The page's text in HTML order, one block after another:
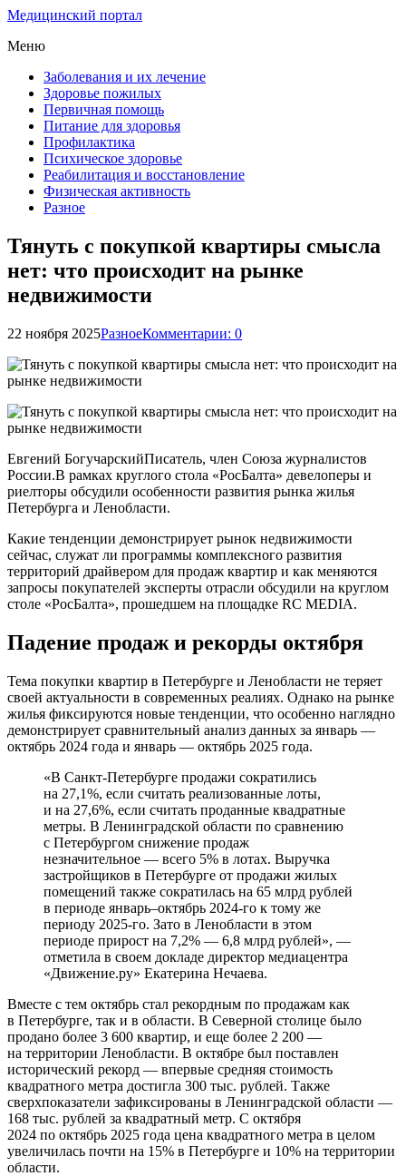
Медицинский портал
Меню
Заболевания и их лечение
Здоровье пожилых
Первичная помощь
Питание для здоровья
Профилактика
Психическое здоровье
Реабилитация и восстановление
Физическая активность
Разное
Тянуть с покупкой квартиры смысла
нет: что происходит на рынке
недвижимости
22 ноября 2025РазноеКомментарии: 0
Евгений БогучарскийПисатель, член Союза журналистов
России.В рамках круглого стола «РосБалта» девелоперы и
риелторы обсудили особенности развития рынка жилья
Петербурга и Ленобласти.
Какие тенденции демонстрирует рынок недвижимости
сейчас, служат ли программы комплексного развития
территорий драйвером для продаж квартир и как меняются
запросы покупателей эксперты отрасли обсудили на круглом
столе «РосБалта», прошедшем на площадке RC MEDIA.
Падение продаж и рекорды октября
Тема покупки квартир в Петербурге и Ленобласти не теряет
своей актуальности в современных реалиях. Однако на рынке
жилья фиксируются новые тенденции, что особенно наглядно
демонстрирует сравнительный анализ данных за январь —
октябрь 2024 года и январь — октябрь 2025 года.
«В Санкт-Петербурге продажи сократились
на 27,1%, если считать реализованные лоты,
и на 27,6%, если считать проданные квадратные
метры. В Ленинградской области по сравнению
с Петербургом снижение продаж
незначительное — всего 5% в лотах. Выручка
застройщиков в Петербурге от продажи жилых
помещений также сократилась на 65 млрд рублей
в периоде январь–октябрь 2024-го к тому же
периоду 2025-го. Зато в Ленобласти в этом
периоде прирост на 7,2% — 6,8 млрд рублей», —
отметила в своем докладе директор медиацентра
«Движение.ру» Екатерина Нечаева.
Вместе с тем октябрь стал рекордным по продажам как
в Петербурге, так и в области. В Северной столице было
продано более 3 600 квартир, и еще более 2 200 —
на территории Ленобласти. В октябре был поставлен
исторический рекорд — впервые средняя стоимость
квадратного метра достигла 300 тыс. рублей. Также
сверхпоказатели зафиксированы в Ленинградской области —
168 тыс. рублей за квадратный метр. С октября
2024 по октябрь 2025 года цена квадратного метра в целом
увеличилась почти на 15% в Петербурге и 10% на территории
области.